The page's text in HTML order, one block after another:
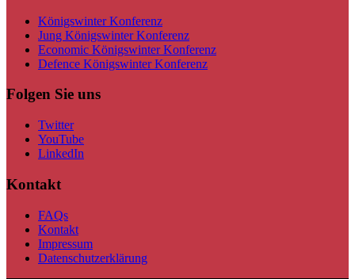
Königswinter Konferenz
Jung Königswinter Konferenz
Economic Königswinter Konferenz
Defence Königswinter Konferenz
Folgen Sie uns
Twitter
YouTube
LinkedIn
Kontakt
FAQs
Kontakt
Impressum
Datenschutzerklärung